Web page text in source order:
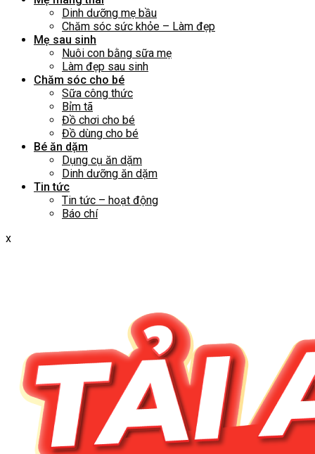
Dinh dưỡng mẹ bầu
Chăm sóc sức khỏe – Làm đẹp
Mẹ sau sinh
Nuôi con bằng sữa mẹ
Làm đẹp sau sinh
Chăm sóc cho bé
Sữa công thức
Bỉm tã
Đồ chơi cho bé
Đồ dùng cho bé
Bé ăn dặm
Dụng cụ ăn dặm
Dinh dưỡng ăn dặm
Tin tức
Tin tức – hoạt động
Báo chí
x